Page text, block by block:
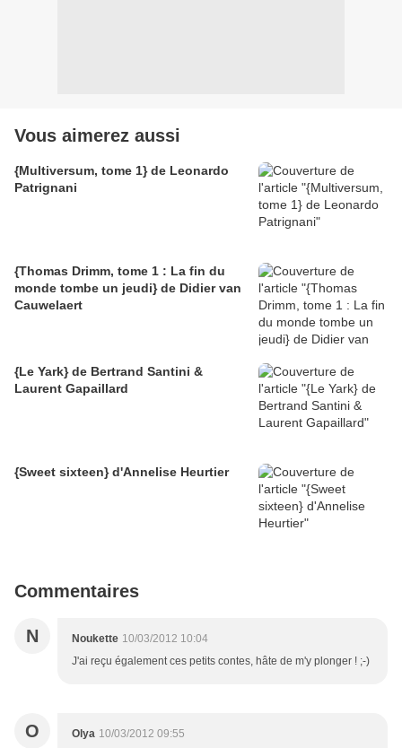
Vous aimerez aussi
{Multiversum, tome 1} de Leonardo
Patrignani
{Thomas Drimm, tome 1 : La fin du
monde tombe un jeudi} de Didier van
Cauwelaert
{Le Yark} de Bertrand Santini &
Laurent Gapaillard
{Sweet sixteen} d'Annelise Heurtier
Commentaires
N Noukette 10/03/2012 10:04
J'ai reçu également ces petits contes, hâte de m'y plonger ! ;-)
O Olya 10/03/2012 09:55